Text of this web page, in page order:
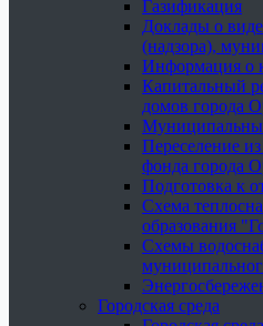
Газификация
Доклады о виде
(надзора),
Информация о
Капитальный
домов города
Переселение
фонда города
Подготовка к
Схема
образования
Схемы
Городская среда